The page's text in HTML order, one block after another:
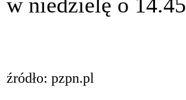
źródło: pzpn.pl